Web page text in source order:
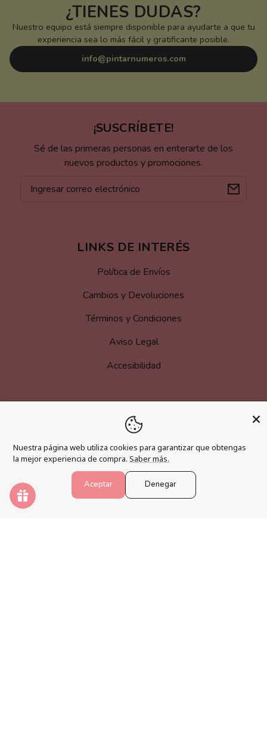
¿TIENES DUDAS?
Nuestro equipo está siempre disponible para ayudarte a que tu
experiencia sea lo más fácil y gratificante posible.
info@pintarnumeros.com
¡SUSCRÍBETE!
Sé de las primeras personas en enterarte de los
nuevos productos y promociones.
electrónico
LINKS DE INTERÉS
Política de Envíos
Cambios y Devoluciones
Términos y Condiciones
Aviso Legal
Accesibilidad
MÁS INFORMACIÓN
Hazte afiliado
Programa de fidelización
Preguntas frecuentes
Nuestra página web utiliza cookies para garantizar que obtengas
la mejor experiencia de compra. Saber más.
Aceptar Denegar